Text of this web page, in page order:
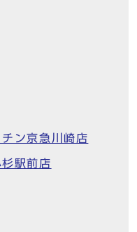
ン京急川崎店
駅前店